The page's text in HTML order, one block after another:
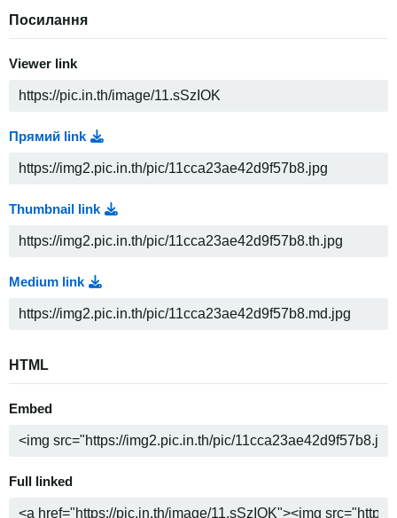
Посилання
Viewer link
Прямий link
Thumbnail link
Medium link
HTML
Embed
Full linked